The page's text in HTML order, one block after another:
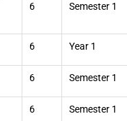
6 Semester 1
6 Year 1
6 Semester 1
6 Semester 1